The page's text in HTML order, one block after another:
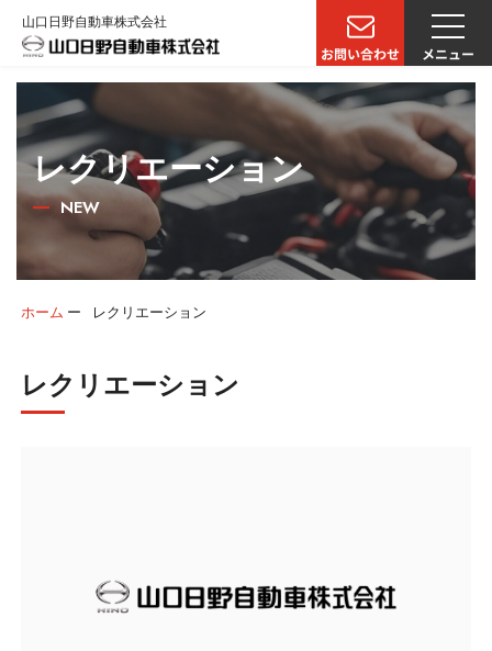
山口日野自動車株式会社
レクリエーション
NEW
ホーム ー レクリエーション
レクリエーション